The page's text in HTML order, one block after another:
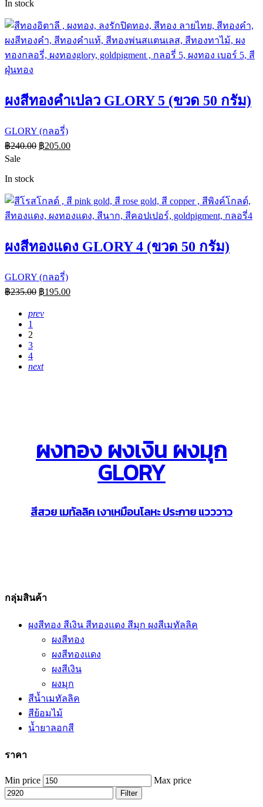
In stock
ผงสีทองคำเปลว GLORY 5 (ขวด 50 กรัม)
GLORY (กลอรี่)
฿240.00 ฿205.00
Sale
In stock
ผงสีทองแดง GLORY 4 (ขวด 50 กรัม)
GLORY (กลอรี่)
฿235.00 ฿195.00
prev
1
2
3
4
next
ผงทอง ผงเงิน ผงมุก
GLORY
สีสวย เมทัลลิค เงาเหมือนโลหะ ประกาย แวววาว
กลุ่มสินค้า
ผงสีทอง สีเงิน สีทองแดง สีมุก ผงสีเมทัลลิค
ผงสีทอง
ผงสีทองแดง
ผงสีเงิน
ผงมุก
สีน้ำเมทัลลิค
สีย้อมไม้
น้ำยาลอกสี
ราคา
Min price Max price
Filter